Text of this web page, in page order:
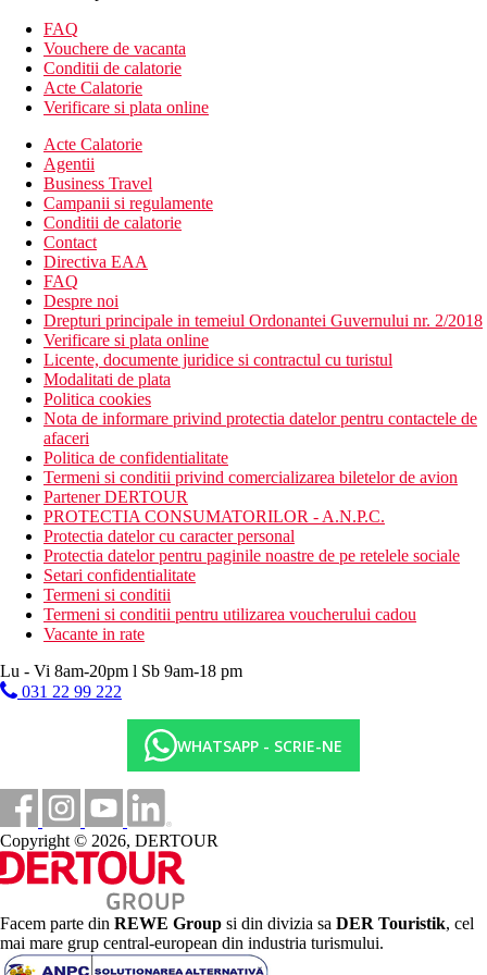
gratuit: WiFi in spatiile publice ale hotelului
restaurant
bar
piscina in aer liber
bar langa piscina
terasa la soare cu sezlonguri si umbrele (gratuit)
53 de camere
lobby cu receptie
patut pentru copii gratuit (la cerere)
Descrierea plajei
intrare treptata in mare
sezlongurile si umbrelele pe plaja sunt disponibile contra
cost
situata la 250 m distanta de hotel
plaja are o lungime de aproximativ 9 km
Activitati sportive contra cost
biliard
sporturi acvatice nemotorizate pe plaja
Mese
All Inclusive:
Mic dejun, pranz si cina servite tip bufet
Gustari usoare pe parcursul zilei
Bauturi racoritoare si bauturi alcoolice locale incluse intre
orele 10:00 - 23:00
Cerintele alimentare speciale trebuie mentionate in
observatii si anuntate la receptie dupa sosire
Taxa turistica
Incepand cu 2025, in Grecia exista obligatia de a plati taxa
climatica in functie de categoria de hotel. Taxa nu este inclusa in
tariful ofertei si va fi achitata de catre client la receptia hotelului.
Noile taxe de statiune in Grecia sunt (Aprilie – Octombrie):
Distanţe
7 km
Distanta de cel mai apropiat aeroport
300 m
Distanta pana la plaja
FAQ
Vouchere de vacanta
Conditii de calatorie
Acte Calatorie
Verificare si plata online
Acte Calatorie
Agentii
Business Travel
Campanii si regulamente
Conditii de calatorie
Contact
Directiva EAA
FAQ
Despre noi
Drepturi principale in temeiul Ordonantei Guvernului nr. 2/2018
Verificare si plata online
Licente, documente juridice si contractul cu turistul
Modalitati de plata
Politica cookies
Nota de informare privind protectia datelor pentru contactele de
afaceri
Politica de confidentialitate
Termeni si conditii privind comercializarea biletelor de avion
Partener DERTOUR
PROTECTIA CONSUMATORILOR - A.N.P.C.
Protectia datelor cu caracter personal
Protectia datelor pentru paginile noastre de pe retelele sociale
Setari confidentialitate
Termeni si conditii
Termeni si conditii pentru utilizarea voucherului cadou
Vacante in rate
Lu - Vi 8am-20pm l Sb 9am-18 pm
031 22 99 222
WHATSAPP - SCRIE-NE
Copyright © 2026, DERTOUR
Facem parte din REWE Group si din divizia sa DER Touristik, cel
mai mare grup central-european din industria turismului.